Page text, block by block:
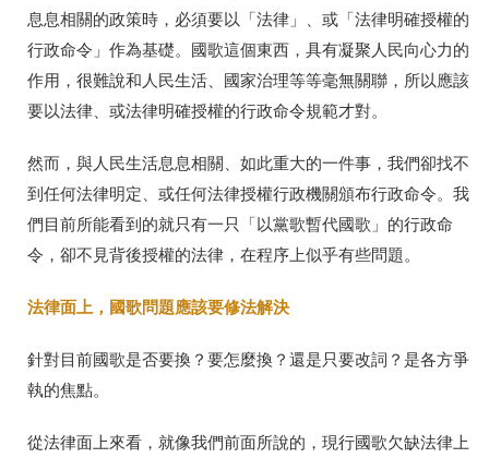
息息相關的政策時，必須要以「法律」、或「法律明確授權的
行政命令」作為基礎。國歌這個東西，具有凝聚人民向心力的
作用，很難說和人民生活、國家治理等等毫無關聯，所以應該
要以法律、或法律明確授權的行政命令規範才對。
然而，與人民生活息息相關、如此重大的一件事，我們卻找不
到任何法律明定、或任何法律授權行政機關頒布行政命令。我
們目前所能看到的就只有一只「以黨歌暫代國歌」的行政命
令，卻不見背後授權的法律，在程序上似乎有些問題。
法律面上，國歌問題應該要修法解決
針對目前國歌是否要換？要怎麼換？還是只要改詞？是各方爭
執的焦點。
從法律面上來看，就像我們前面所說的，現行國歌欠缺法律上